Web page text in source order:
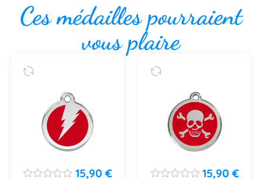
Ces médailles pourraient
vous plaire
15,90 € 15,90€